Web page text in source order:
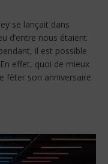
se lançait dans
d’entre nous étaient
il est possible
effet, quoi de mieux
fêter son anniversaire